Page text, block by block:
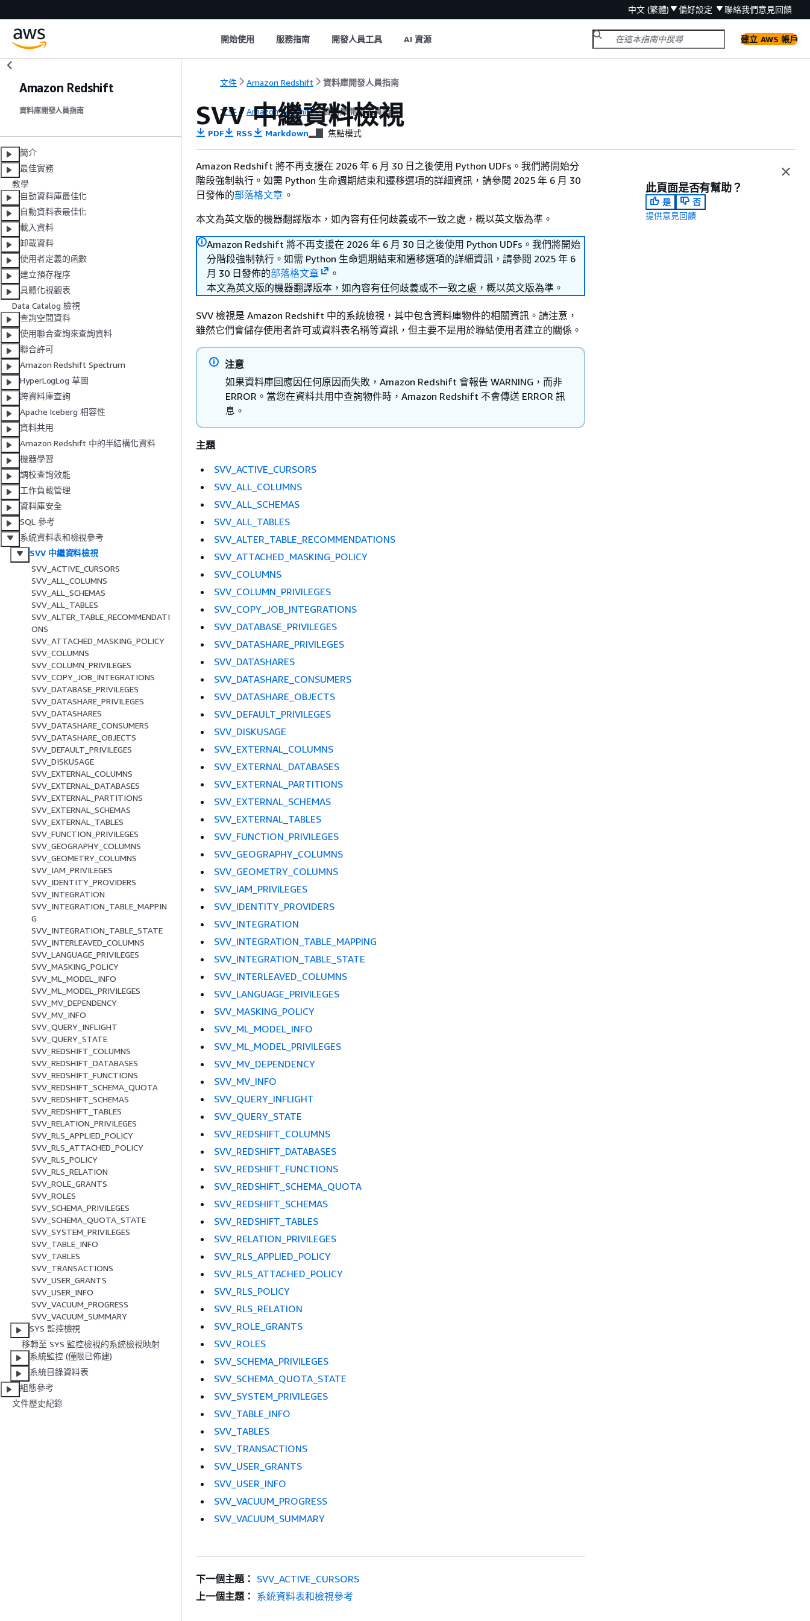
中文 (繁體) 偏好設定 聯絡我們意見回饋
開始使用 服務指南 開發人員工具 AI 資源 建立 AWS 帳戶
Amazon Redshift
資料庫開發人員指南
簡介
最佳實務
教學
自動資料庫最佳化
自動資料表最佳化
載入資料
卸載資料
使用者定義的函數
建立預存程序
具體化視觀表
Data Catalog 檢視
查詢空間資料
使用聯合查詢來查詢資料
聯合許可
Amazon Redshift Spectrum
HyperLogLog 草圖
跨資料庫查詢
Apache Iceberg 相容性
資料共用
Amazon Redshift 中的半結構化資料
機器學習
調校查詢效能
工作負載管理
資料庫安全
SQL 參考
系統資料表和檢視參考
SVV 中繼資料檢視
SVV_ACTIVE_CURSORS
SVV_ALL_COLUMNS
SVV_ALL_SCHEMAS
SVV_ALL_TABLES
SVV_ALTER_TABLE_RECOMMENDATI
ONS
SVV_ATTACHED_MASKING_POLICY
SVV_COLUMNS
SVV_COLUMN_PRIVILEGES
SVV_COPY_JOB_INTEGRATIONS
SVV_DATABASE_PRIVILEGES
SVV_DATASHARE_PRIVILEGES
SVV_DATASHARES
SVV_DATASHARE_CONSUMERS
SVV_DATASHARE_OBJECTS
SVV_DEFAULT_PRIVILEGES
SVV_DISKUSAGE
SVV_EXTERNAL_COLUMNS
SVV_EXTERNAL_DATABASES
SVV_EXTERNAL_PARTITIONS
SVV_EXTERNAL_SCHEMAS
SVV_EXTERNAL_TABLES
SVV_FUNCTION_PRIVILEGES
SVV_GEOGRAPHY_COLUMNS
SVV_GEOMETRY_COLUMNS
SVV_IAM_PRIVILEGES
SVV_IDENTITY_PROVIDERS
SVV_INTEGRATION
SVV_INTEGRATION_TABLE_MAPPIN
G
SVV_INTEGRATION_TABLE_STATE
SVV_INTERLEAVED_COLUMNS
SVV_LANGUAGE_PRIVILEGES
SVV_MASKING_POLICY
SVV_ML_MODEL_INFO
SVV_ML_MODEL_PRIVILEGES
SVV_MV_DEPENDENCY
SVV_MV_INFO
SVV_QUERY_INFLIGHT
SVV_QUERY_STATE
SVV_REDSHIFT_COLUMNS
SVV_REDSHIFT_DATABASES
SVV_REDSHIFT_FUNCTIONS
SVV_REDSHIFT_SCHEMA_QUOTA
SVV_REDSHIFT_SCHEMAS
SVV_REDSHIFT_TABLES
SVV_RELATION_PRIVILEGES
SVV_RLS_APPLIED_POLICY
SVV_RLS_ATTACHED_POLICY
SVV_RLS_POLICY
SVV_RLS_RELATION
SVV_ROLE_GRANTS
SVV_ROLES
SVV_SCHEMA_PRIVILEGES
SVV_SCHEMA_QUOTA_STATE
SVV_SYSTEM_PRIVILEGES
SVV_TABLE_INFO
SVV_TABLES
SVV_TRANSACTIONS
SVV_USER_GRANTS
SVV_USER_INFO
SVV_VACUUM_PROGRESS
SVV_VACUUM_SUMMARY
SYS 監控檢視
移轉至 SYS 監控檢視的系統檢視映射
系統監控 (僅限已佈建)
系統目錄資料表
組態參考
文件歷史紀錄
文件 Amazon Redshift 資料庫開發人員指南
文件 Amazon Redshift 資料庫開發人員指南
SVV 中繼資料檢視
PDF RSS Markdown 焦點模式
Amazon Redshift 將不再支援在 2026 年 6 月 30 日之後使用 Python UDFs。我們將開始分
階段強制執行。如需 Python 生命週期結束和遷移選項的詳細資訊，請參閱 2025 年 6 月 30
日發佈的部落格文章 。
本文為英文版的機器翻譯版本，如內容有任何歧義或不一致之處，概以英文版為準。
Amazon Redshift 將不再支援在 2026 年 6 月 30 日之後使用 Python UDFs。我們將開始
分階段強制執行。如需 Python 生命週期結束和遷移選項的詳細資訊，請參閱 2025 年 6
月 30 日發佈的部落格文章
。
本文為英文版的機器翻譯版本，如內容有任何歧義或不一致之處，概以英文版為準。
SVV 檢視是 Amazon Redshift 中的系統檢視，其中包含資料庫物件的相關資訊。請注意，
雖然它們會儲存使用者許可或資料表名稱等資訊，但主要不是用於聯結使用者建立的關係。
注意
如果資料庫回應因任何原因而失敗，Amazon Redshift 會報告 WARNING，而非
ERROR。當您在資料共用中查詢物件時，Amazon Redshift 不會傳送 ERROR 訊
息。
主題
SVV_ACTIVE_CURSORS
SVV_ALL_COLUMNS
SVV_ALL_SCHEMAS
SVV_ALL_TABLES
SVV_ALTER_TABLE_RECOMMENDATIONS
SVV_ATTACHED_MASKING_POLICY
SVV_COLUMNS
SVV_COLUMN_PRIVILEGES
SVV_COPY_JOB_INTEGRATIONS
SVV_DATABASE_PRIVILEGES
SVV_DATASHARE_PRIVILEGES
SVV_DATASHARES
SVV_DATASHARE_CONSUMERS
SVV_DATASHARE_OBJECTS
SVV_DEFAULT_PRIVILEGES
SVV_DISKUSAGE
SVV_EXTERNAL_COLUMNS
SVV_EXTERNAL_DATABASES
SVV_EXTERNAL_PARTITIONS
SVV_EXTERNAL_SCHEMAS
SVV_EXTERNAL_TABLES
SVV_FUNCTION_PRIVILEGES
SVV_GEOGRAPHY_COLUMNS
SVV_GEOMETRY_COLUMNS
SVV_IAM_PRIVILEGES
SVV_IDENTITY_PROVIDERS
SVV_INTEGRATION
SVV_INTEGRATION_TABLE_MAPPING
SVV_INTEGRATION_TABLE_STATE
SVV_INTERLEAVED_COLUMNS
SVV_LANGUAGE_PRIVILEGES
SVV_MASKING_POLICY
SVV_ML_MODEL_INFO
SVV_ML_MODEL_PRIVILEGES
SVV_MV_DEPENDENCY
SVV_MV_INFO
SVV_QUERY_INFLIGHT
SVV_QUERY_STATE
SVV_REDSHIFT_COLUMNS
SVV_REDSHIFT_DATABASES
SVV_REDSHIFT_FUNCTIONS
SVV_REDSHIFT_SCHEMA_QUOTA
SVV_REDSHIFT_SCHEMAS
SVV_REDSHIFT_TABLES
SVV_RELATION_PRIVILEGES
SVV_RLS_APPLIED_POLICY
SVV_RLS_ATTACHED_POLICY
SVV_RLS_POLICY
SVV_RLS_RELATION
SVV_ROLE_GRANTS
SVV_ROLES
SVV_SCHEMA_PRIVILEGES
SVV_SCHEMA_QUOTA_STATE
SVV_SYSTEM_PRIVILEGES
SVV_TABLE_INFO
SVV_TABLES
SVV_TRANSACTIONS
SVV_USER_GRANTS
SVV_USER_INFO
SVV_VACUUM_PROGRESS
SVV_VACUUM_SUMMARY
此頁面是否有幫助？
是
否
提供意見回饋
下一個主題： SVV_ACTIVE_CURSORS
上一個主題： 系統資料表和檢視參考